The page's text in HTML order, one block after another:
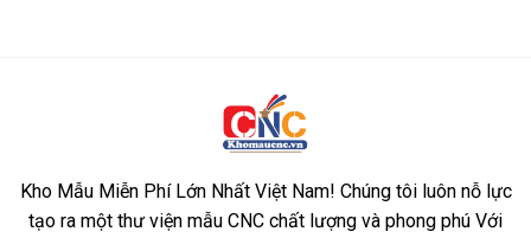
Kho Mẫu Miễn Phí Lớn Nhất Việt Nam! Chúng tôi luôn nỗ lực
tạo ra một thư viện mẫu CNC chất lượng và phong phú Với